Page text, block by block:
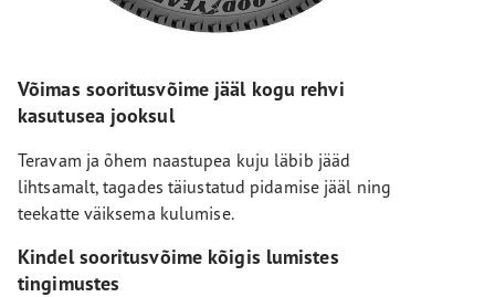
Võimas sooritusvõime jääl kogu rehvi
kasutusea jooksul
Teravam ja õhem naastupea kuju läbib jääd
lihtsamalt, tagades täiustatud pidamise jääl ning
teekatte väiksema kulumise.
Kindel sooritusvõime kõigis lumistes
tingimustes